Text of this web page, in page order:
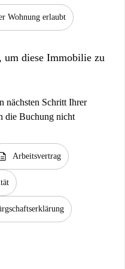
Wohnung erlaubt
um diese Immobilie zu
nächsten Schritt Ihrer
die Buchung nicht
Arbeitsvertrag